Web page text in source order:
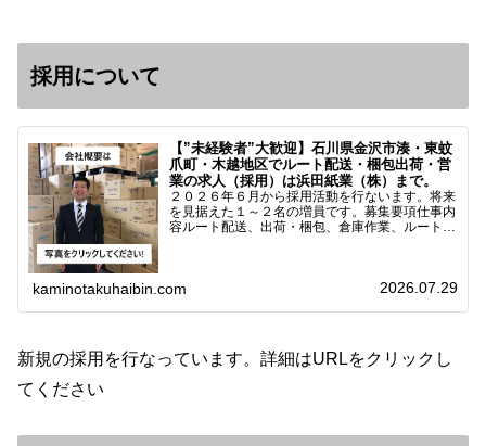
採用について
【”未経験者”大歓迎】石川県金沢市湊・東蚊
爪町・木越地区でルート配送・梱包出荷・営
業の求人（採用）は浜田紙業（株）まで。
２０２６年６月から採用活動を行ないます。将来
を見据えた１～２名の増員です。募集要項仕事内
容ルート配送、出荷・梱包、倉庫作業、ルート営
kaminotakuhaibin.com 2026.07.29
新規の採用を行なっています。詳細はURLをクリックし
てください